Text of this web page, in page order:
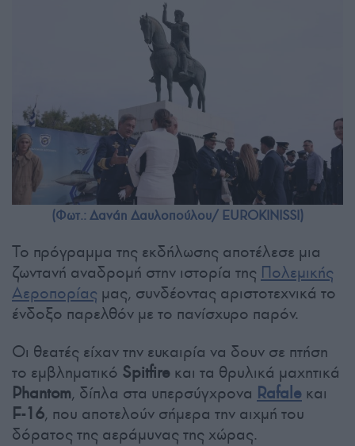
(Φωτ.: Δανάη Δαυλοπούλου/ EUROKINISSI)
Το πρόγραμμα της εκδήλωσης αποτέλεσε μια
ζωντανή αναδρομή στην ιστορία της Πολεμικής
Αεροπορίας μας, συνδέοντας αριστοτεχνικά το
ένδοξο παρελθόν με το πανίσχυρο παρόν.
Οι θεατές είχαν την ευκαιρία να δουν σε πτήση
το εμβληματικό Spitfire και τα θρυλικά μαχητικά
Phantom, δίπλα στα υπερσύγχρονα Rafale και
F-16, που αποτελούν σήμερα την αιχμή του
δόρατος της αεράμυνας της χώρας.